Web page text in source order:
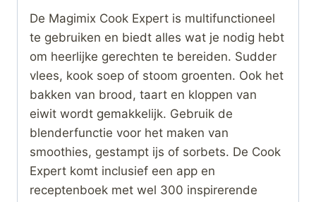
De Magimix Cook Expert is multifunctioneel
te gebruiken en biedt alles wat je nodig hebt
om heerlijke gerechten te bereiden. Sudder
vlees, kook soep of stoom groenten. Ook het
bakken van brood, taart en kloppen van
eiwit wordt gemakkelijk. Gebruik de
blenderfunctie voor het maken van
smoothies, gestampt ijs of sorbets. De Cook
Expert komt inclusief een app en
receptenboek met wel 300 inspirerende